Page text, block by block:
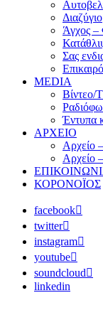
Διαζύγιο
Άγχος –
Σας
MEDIA
Βίντεο/
Έντυπα
ΑΡΧΕΙΟ
Αρχείο
Αρχείο
ΚΟΡΟΝΟΪΟΣ
facebook
twitter
instagram
youtube
soundcloud
linkedin